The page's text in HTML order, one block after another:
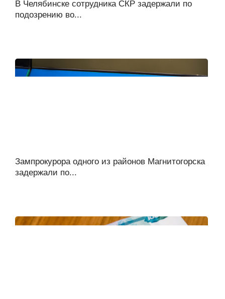
В Челябинске сотрудника СКР задержали по
подозрению во...
Зампрокурора одного из районов Магнитогорска
задержали по...